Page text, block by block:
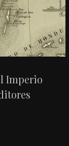
Imperio